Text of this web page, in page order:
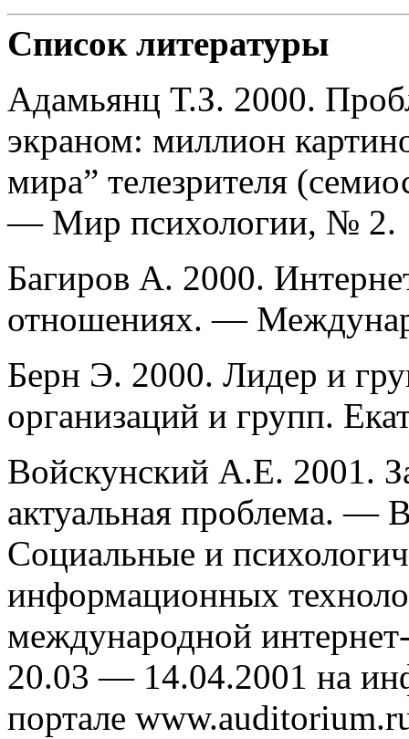
Список литературы
Адамьянц Т.З. 2000.
экраном: миллион
мира” телезрителя
— Мир психологии, № 2.
Багиров А. 2000.
отношениях. —
Берн Э. 2000. Лидер и
организаций и групп.
Войскунский А.Е. 2001.
актуальная проблема. —
Социальные и
информационных
международной
20.03 — 14.04.2001 на
портале